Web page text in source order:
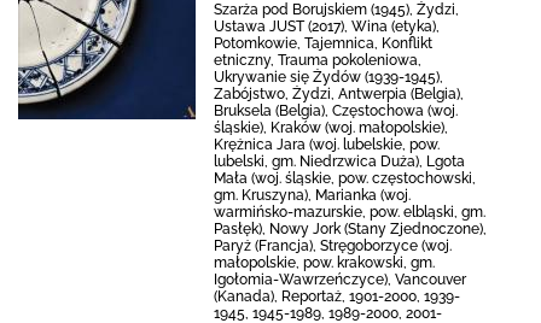
Szarża pod Borujskiem (1945), Żydzi,
Ustawa JUST (2017), Wina (etyka),
Potomkowie, Tajemnica, Konflikt
etniczny, Trauma pokoleniowa,
Ukrywanie się Żydów (1939-1945),
Zabójstwo, Żydzi, Antwerpia (Belgia),
Bruksela (Belgia), Częstochowa (woj.
śląskie), Kraków (woj. małopolskie),
Krężnica Jara (woj. lubelskie, pow.
lubelski, gm. Niedrzwica Duża), Lgota
Mała (woj. śląskie, pow. częstochowski,
gm. Kruszyna), Marianka (woj.
warmińsko-mazurskie, pow. elbląski, gm.
Pasłęk), Nowy Jork (Stany Zjednoczone),
Paryż (Francja), Stręgoborzyce (woj.
małopolskie, pow. krakowski, gm.
Igołomia-Wawrzeńczyce), Vancouver
(Kanada), Reportaż, 1901-2000, 1939-
1945, 1945-1989, 1989-2000, 2001-